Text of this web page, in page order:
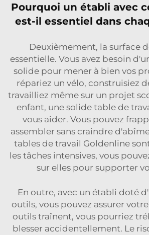
Pourquoi un établi avec
est-il essentiel dans
Deuxièmement, la surface
essentielle. Vous avez besoin
solide pour mener à bien vos
répariez un vélo, construisiez
travailliez même sur un projet
enfant, une solide table de
vous aider. Vous pouvez
assembler sans craindre
tables de travail Goldenline
les tâches intensives, vous
sur elles pour supporter
En outre, avec un établi doté
outils, vous pouvez assurer
outils traînent, vous pourriez
blesser accidentellement. Le